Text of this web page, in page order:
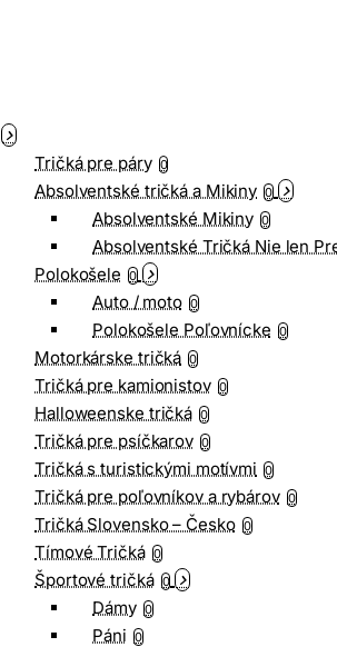
Tričká pre páry 0
Absolventské tričká a Mikiny 0
Absolventské Mikiny 0
Absolventské Tričká Nie len
Polokošele 0
Auto / moto 0
Polokošele Poľovnícke 0
Motorkárske tričká 0
Tričká pre kamionistov 0
Halloweenske tričká 0
Tričká pre psíčkarov 0
Tričká s turistickými motívmi 0
Tričká pre poľovníkov a rybárov 0
Tričká Slovensko – Česko 0
Tímové Tričká 0
Športové tričká 0
Dámy 0
Páni 0